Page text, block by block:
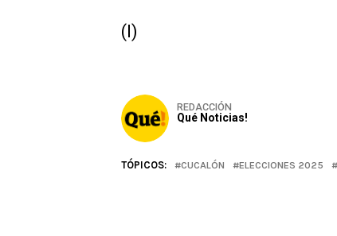
(I)
REDACCIÓN
Qué Noticias!
TÓPICOS: CUCALÓN ELECCIONES 2025